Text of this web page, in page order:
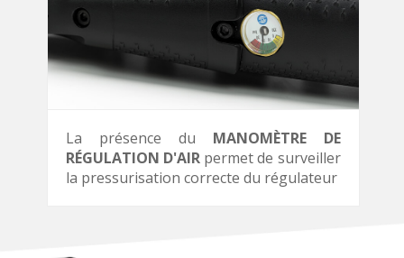
La présence du MANOMÈTRE DE
RÉGULATION D'AIRpermet de surveiller
la pressurisation correcte du régulateur